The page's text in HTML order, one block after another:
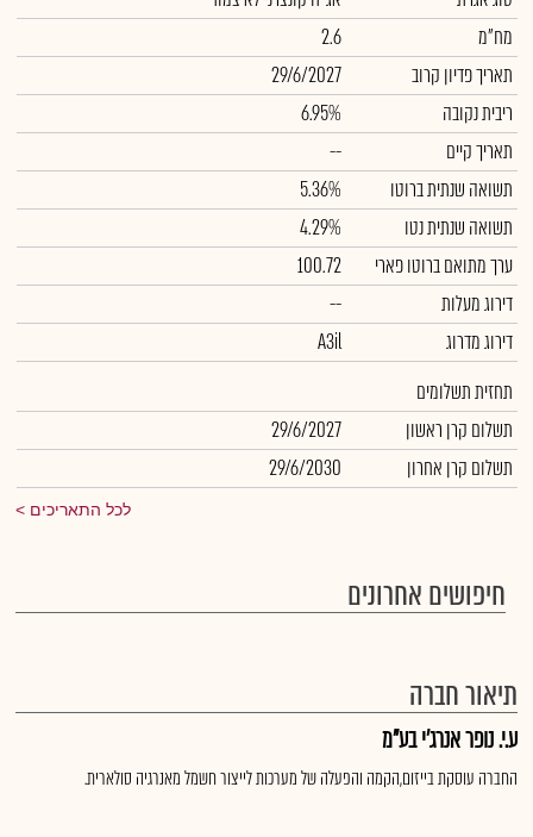
מח"מ
2.6
תאריך פדיון קרוב
29/6/2027
ריבית נקובה
6.95%
תאריך קיים
--
תשואה שנתית ברוטו
5.36%
תשואה שנתית נטו
4.29%
ערך מתואם ברוטו פארי
100.72
דירוג מעלות
--
דירוג מדרוג
A3il
תחזית תשלומים
תשלום קרן ראשון
29/6/2027
תשלום קרן אחרון
29/6/2030
לכל התאריכים
חיפושים אחרונים
תיאור חברה
ע.י. נופר אנרג'י בע"מ
החברה עוסקת בייזום,הקמה והפעלה של מערכות לייצור חשמל מאנרגיה סולארית.